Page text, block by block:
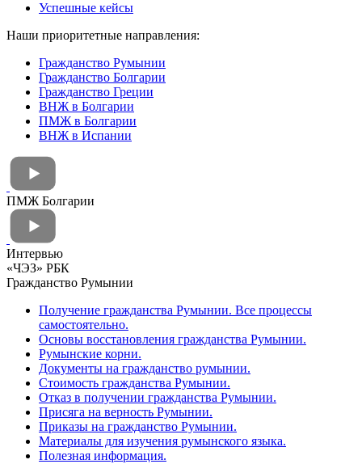
Успешные кейсы
Наши приоритетные направления:
Гражданство Румынии
Гражданство Болгарии
Гражданство Греции
ВНЖ в Болгарии
ПМЖ в Болгарии
ВНЖ в Испании
ПМЖ Болгарии
Интервью
«ЧЭЗ» РБК
Гражданство Румынии
Получение гражданства Румынии. Все процессы
самостоятельно.
Основы восстановления гражданства Румынии.
Румынские корни.
Документы на гражданство румынии.
Стоимость гражданства Румынии.
Отказ в получении гражданства Румынии.
Присяга на верность Румынии.
Приказы на гражданство Румынии.
Материалы для изучения румынского языка.
Полезная информация.